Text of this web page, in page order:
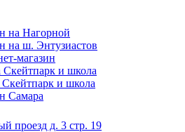
на Нагорной
на ш. Энтузиастов
магазин
и школа
и школа
Самара
проезд д. 3 стр. 19